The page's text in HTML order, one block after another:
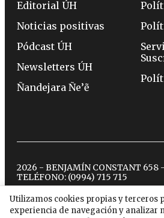
Utilizamos cookies propias y terceros
experiencia de navegación y analizar
Editorial ÚH
Noticias positivas
Pódcast ÚH
Newsletters ÚH
Ñandejara Ñe’ẽ
2026 - BENJAMÍN CONSTANT 658
TELÉFONO: (0994) 715 715